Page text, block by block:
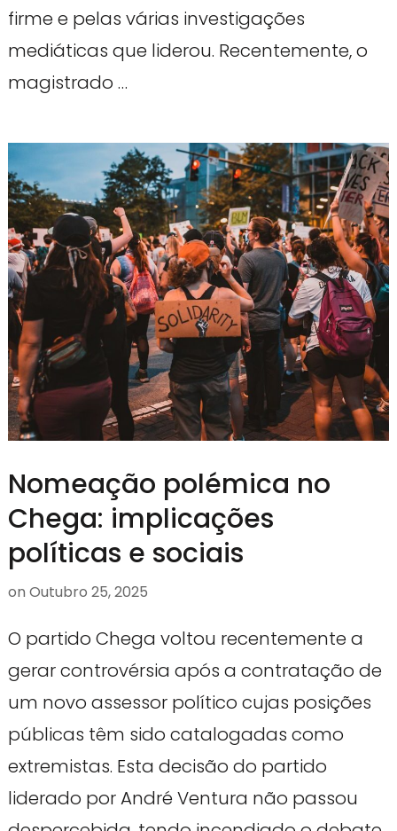
firme e pelas várias investigações
mediáticas que liderou. Recentemente, o
magistrado …
Nomeação polémica no
Chega: implicações
políticas e sociais
on Outubro 25, 2025
O partido Chega voltou recentemente a
gerar controvérsia após a contratação de
um novo assessor político cujas posições
públicas têm sido catalogadas como
extremistas. Esta decisão do partido
liderado por André Ventura não passou